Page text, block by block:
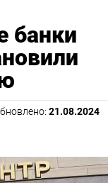
банки
21.08.2024